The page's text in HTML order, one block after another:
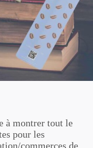
à montrer tout le
pour les
commerces de